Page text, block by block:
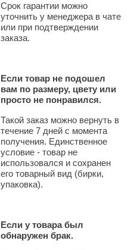
Срок гарантии можно
уточнить у менеджера в чате
или при подтверждении
заказа.
Если товар не подошел
вам по размеру, цвету или
просто не понравился.
Такой заказ можно вернуть в
течение 7 дней с момента
получения. Единственное
условие - товар не
использовался и сохранен
его товарный вид (бирки,
упаковка).
Если у товара был
обнаружен брак.